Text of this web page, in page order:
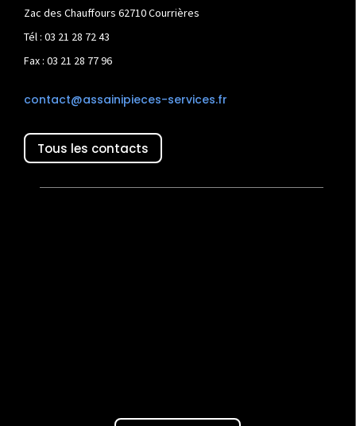
Zac des Chauffours 62710 Courrières
Tél : 03 21 28 72 43
Fax : 03 21 28 77 96
contact@assainipieces-services.fr
Tous les contacts